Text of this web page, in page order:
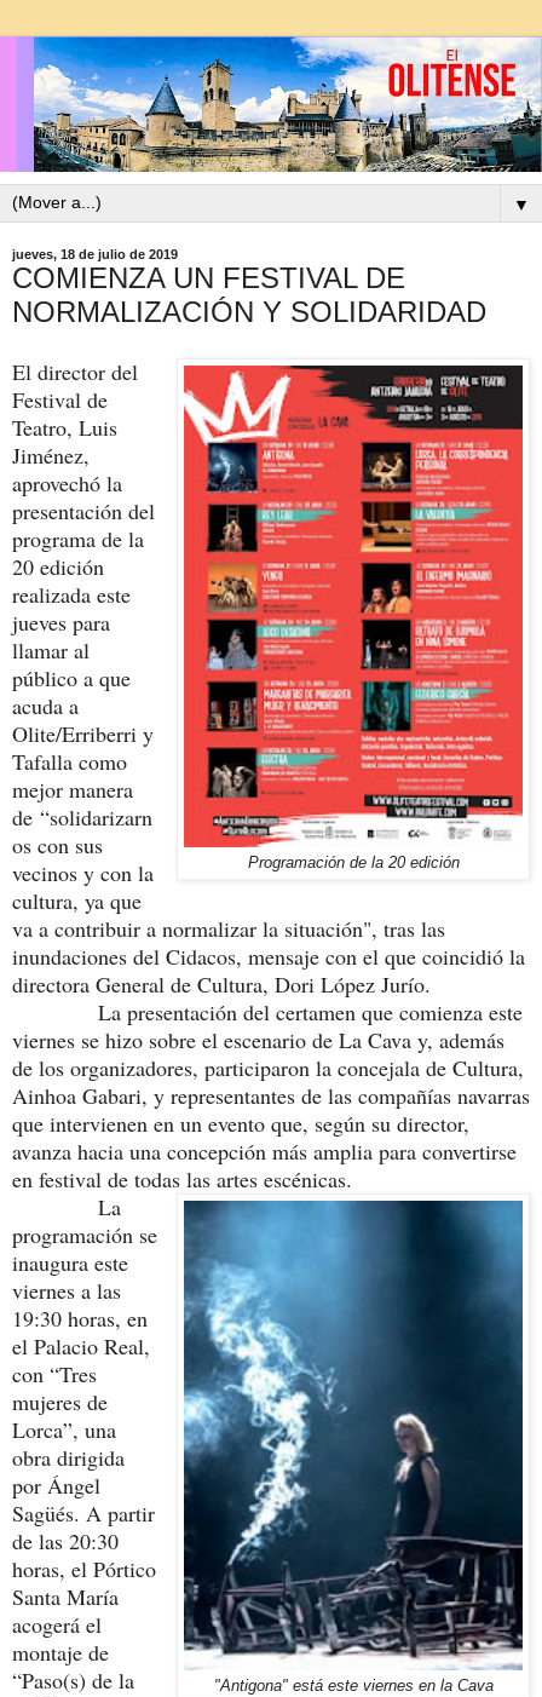
▼
jueves, 18 de julio de 2019
COMIENZA UN FESTIVAL DE
NORMALIZACIÓN Y SOLIDARIDAD
Programación de la 20 edición
El director del
Festival de
Teatro, Luis
Jiménez,
aprovechó la
presentación del
programa de la
20 edición
realizada este
jueves para
llamar al
público a que
acuda a
Olite/Erriberri y
Tafalla como
mejor manera
de “solidarizarn
os con sus
vecinos y con la
cultura, ya que
va a contribuir a normalizar la situación", tras las
inundaciones del Cidacos, mensaje con el que coincidió la
directora General de Cultura, Dori López Jurío.
La presentación del certamen que comienza este
viernes se hizo sobre el escenario de La Cava y, además
de los organizadores, participaron la concejala de Cultura,
Ainhoa Gabari, y representantes de las compañías navarras
que intervienen en un evento que, según su director,
avanza hacia una concepción más amplia para convertirse
en festival de todas las artes escénicas.
"Antigona" está este viernes en la Cava
La
programación se
inaugura este
viernes a las
19:30 horas, en
el Palacio Real,
con “Tres
mujeres de
Lorca”, una
obra dirigida
por Ángel
Sagüés. A partir
de las 20:30
horas, el Pórtico
Santa María
acogerá el
montaje de
“Paso(s) de la